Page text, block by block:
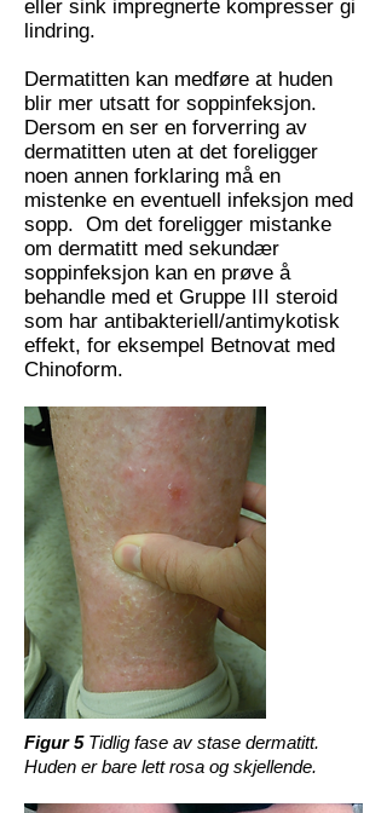
eller sink impregnerte kompresser gi
lindring.
Dermatitten kan medføre at huden
blir mer utsatt for soppinfeksjon.
Dersom en ser en forverring av
dermatitten uten at det foreligger
noen annen forklaring må en
mistenke en eventuell infeksjon med
sopp. Om det foreligger mistanke
om dermatitt med sekundær
soppinfeksjon kan en prøve å
behandle med et Gruppe III steroid
som har antibakteriell/antimykotisk
effekt, for eksempel Betnovat med
Chinoform.
Figur 5 Tidlig fase av stase dermatitt.
Huden er bare lett rosa og skjellende.